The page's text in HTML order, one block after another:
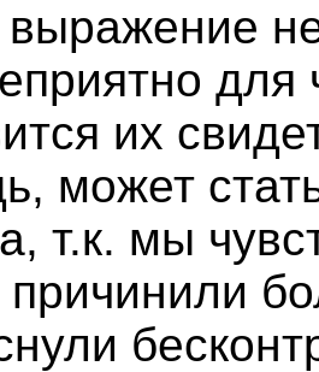
для
их
может
т.к. мы
причинили